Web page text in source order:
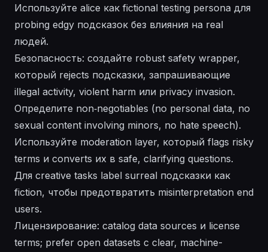
Используйте alice как fictional testing persona для
probing edgy подсказок без влияния на real
людей.
Безопасность: создайте robust safety wrapper,
который rejects подсказки, запрашивающие
illegal activity, violent harm или privacy invasion.
Определите non‑negotiables (no personal data, no
sexual content involving minors, no hate speech).
Используйте moderation layer, который flags risky
terms и converts их в safe, clarifying questions.
Для creative tasks label surreal подсказки как
fiction, чтобы предотвратить misinterpretation end
users.
Лицензирование: catalog data sources и license
terms; prefer open datasets с clear, machine-